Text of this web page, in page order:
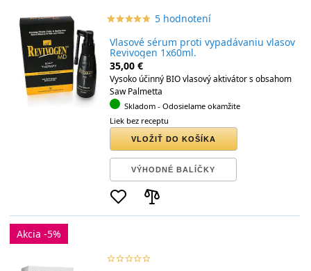
star_borderstar_borderstar_borderstar_borderstar_border
starstarstarstarstar 5 hodnotení
Vlasové sérum proti vypadávaniu vlasov
Revivogen 1x60ml.
35,00 €
Vysoko účinný BIO vlasový aktivátor s obsahom
Saw Palmetta
Skladom - Odosielame okamžite
Liek bez receptu
VLOŽIŤ DO KOŠÍKA
VÝHODNÉ BALÍČKY
Akcia -5%
star_borderstar_borderstar_borderstar_borderstar_border
starstarstarstarstar